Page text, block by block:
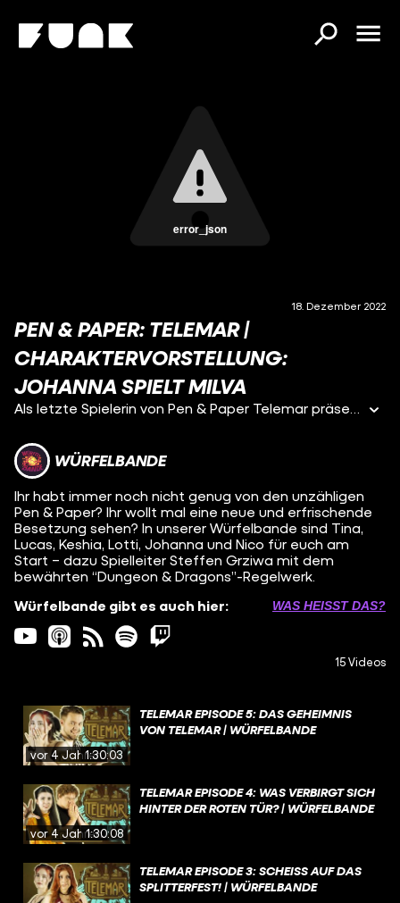
error_json
18. Dezember 2022
PEN & PAPER: TELEMAR |
CHARAKTERVORSTELLUNG:
JOHANNA SPIELT MILVA
Als letzte Spielerin von Pen & Paper Telemar präsentieren wir euch Johanna, als Waldläuferin „Milva Baumgart”. Milva ist als Waldläuferin in Ausbildung eine der wenigen Personen Bruggensteins, die sich außerhalb der Stadt in den Nebel trauen. Dabei verlässt sie sich nicht nur auf ihre Fähigkeiten im Umgang mit Pfeil und Bogen sondern auch auf ihre Naturgeister die sie in Form von Vögeln stets begleiten. Beim Pen & Paper Abenteuer Telemar, schicken wir euch und unsere Spielerinnen Tina, Keshia, Lotti, Johanna, Lucas und Nico in ein emotionales Dungeons and Dragons Abenteuer. Ab dem 20.12. findet ihr immer dienstags eine von insgesamt fünf Folgen des Pen & Paper Telemar hier auf dem Kanal Würfelbande. Wenn ihr mehr über die Regeln von Dungeons and Dragons wissen wollt, so findet ihr hier ein Erklärvideo: Würfelbande wird von der Rocket Beans Entertainment GmbH für funk sowie die evangelischen und katholischen Kirchen produziert. funk ist ein Gemeinschaftsangebot der Arbeitsgemeinschaft der Rundfunkanstalten der Bundesrepublik Deutschland (ARD) und des Zweiten Deutschen Fernsehens (ZDF). Ihr wollt nichts verpassen? Dann lasst doch ein Abo da! Auf Twitch bekommt ihr immer mittwochs nach den jeweiligen Folgen einen Reaction-Stream mit Steffen und den Spielerinnen. Schaut doch vorbei!
WÜRFELBANDE
Ihr habt immer noch nicht genug von den unzähligen
Pen & Paper? Ihr wollt mal eine neue und erfrischende
Besetzung sehen? In unserer Würfelbande sind Tina,
Lucas, Keshia, Lotti, Johanna und Nico für euch am
Start – dazu Spielleiter Steffen Grziwa mit dem
bewährten “Dungeon & Dragons”-Regelwerk.
Würfelbande gibt es auch hier:
WAS HEISST DAS?
15 Videos
vor 4 Jahren1:30:03
TELEMAR EPISODE 5: DAS GEHEIMNIS
VON TELEMAR | WÜRFELBANDE
vor 4 Jahren1:30:08
TELEMAR EPISODE 4: WAS VERBIRGT SICH
HINTER DER ROTEN TÜR? | WÜRFELBANDE
TELEMAR EPISODE 3: SCHEISS AUF DAS S
PLITTERFEST! | WÜRFELBANDE